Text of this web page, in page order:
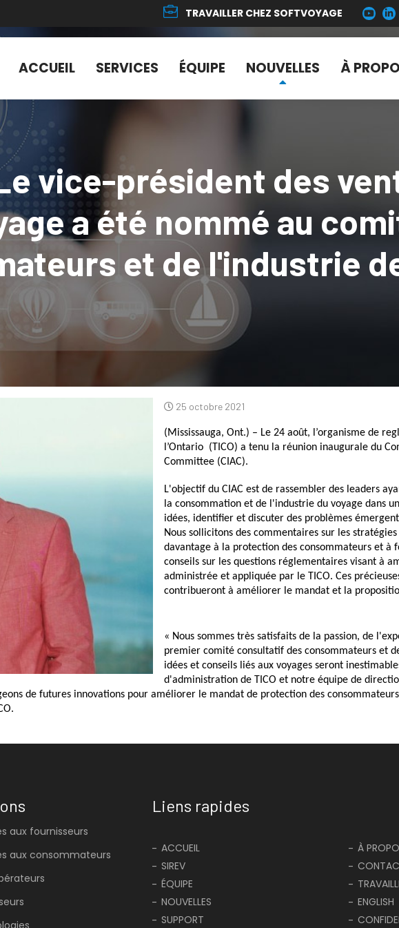
TRAVAILLER CHEZ SOFTVOYAGE
ACCUEIL SERVICES ÉQUIPE NOUVELLES À
vice-président des
a été nommé au
et de l'industrie
25 octobre 2021
(Mississauga, Ont.) – Le 24 août, l’organisme de
l’Ontario  (TICO) a tenu la réunion inaugurale du
Committee (CIAC).
L'objectif du CIAC est de rassembler des leaders
la consommation et de l'industrie du voyage dans
idées, identifier et discuter des problèmes
Nous sollicitons des commentaires sur les
davantage à la protection des consommateurs et à
conseils sur les questions réglementaires visant à
administrée et appliquée par le TICO. Ces
contribueront à améliorer le mandat et la
« Nous sommes très satisfaits de la passion, de
premier comité consultatif des consommateurs et
idées et conseils liés aux voyages seront
d'administration de TICO et notre équipe de
de futures innovations pour améliorer le mandat de protection des
aux fournisseurs
aux consommateurs
Liens rapides
ACCUEIL
SIREV
ÉQUIPE
NOUVELLES
SUPPORT
À
ENGLISH